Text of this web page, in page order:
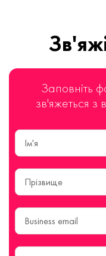
Заповніть
зв'яжеться